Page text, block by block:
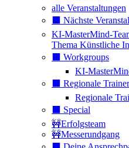
alle Veranstaltungen
⬛️ Nächste
KI-MasterMind-
Thema Künstliche
⬛️ Workgroups
KI-
⬛️ Regionale
Regionale
⬛️ Special
🚧Erfolgsteam
🚧Messerundgang